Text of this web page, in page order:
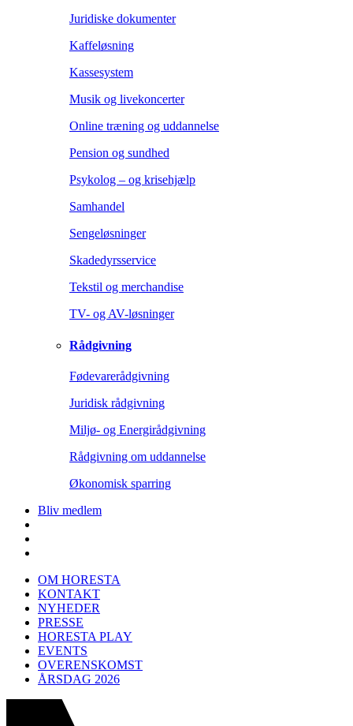
Juridiske dokumenter
Kaffeløsning
Kassesystem
Musik og livekoncerter
Online træning og uddannelse
Pension og sundhed
Psykolog – og krisehjælp
Samhandel
Sengeløsninger
Skadedyrsservice
Tekstil og merchandise
TV- og AV-løsninger
Rådgivning
Fødevarerådgivning
Juridisk rådgivning
Miljø- og Energirådgivning
Rådgivning om uddannelse
Økonomisk sparring
Bliv medlem
OM HORESTA
KONTAKT
NYHEDER
PRESSE
HORESTA PLAY
EVENTS
OVERENSKOMST
ÅRSDAG 2026